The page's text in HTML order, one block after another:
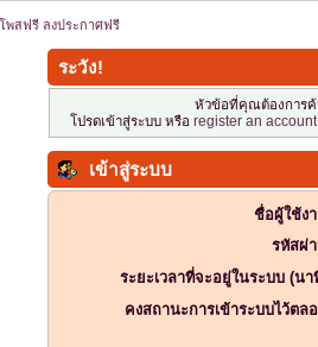
พสฟรี ลงประกาศฟรี
ระวัง!
หัวข้อที่คุณต้องการ
โปรดเข้าสู่ระบบ หรือ register an account
เข้าสู่ระบบ
ชื่อผู้ใช้ง
รหัสผ่
ระยะเวลาที่จะอยู่ในระบบ (นา
คงสถานะการเข้าระบบไว้ตล